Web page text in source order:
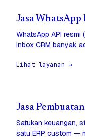
Jasa WhatsApp
WhatsApp API resmi
inbox CRM banyak
Lihat layanan →
Jasa
Satukan keuangan,
satu ERP custom —